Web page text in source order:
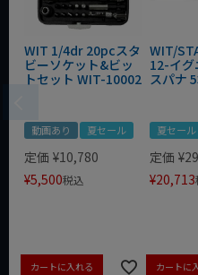
WIT 1/4dr 20pcスタ
ビーソケット&ビッ
トセット WIT-10002
動画あり 夏セール
定価 ¥10,780
¥5,500税込
カートに入れる
WIT/
12-イグ
スパナ
夏セール
定価 ¥
¥20,713
カートに